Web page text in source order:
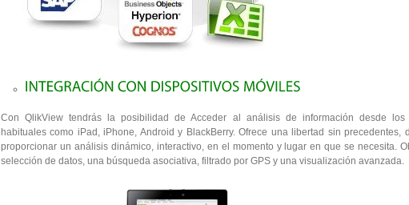
Con QlikView tendrás la posibilidad de Acceder al análisis de información desde los
habituales como iPad, iPhone, Android y BlackBerry. Ofrece una libertad sin precedentes,
proporcionar un análisis dinámico, interactivo, en el momento y lugar en que se necesita.
selección de datos, una búsqueda asociativa, filtrado por GPS y una visualización avanzada.